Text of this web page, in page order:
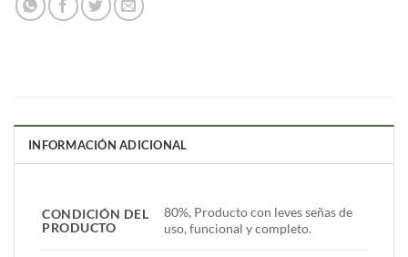
INFORMACIÓN ADICIONAL
CONDICIÓN DEL
PRODUCTO
80%, Producto con leves señas de
uso, funcional y completo.